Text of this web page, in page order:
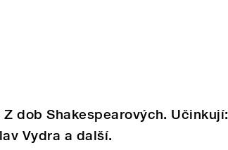
dob Shakespearových. Učinkují:
Vydra a další.